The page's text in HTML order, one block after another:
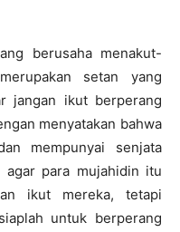
berusaha menakut-
setan yang
jangan ikut berperang
menyatakan bahwa
mempunyai senjata
agar para mujahidin itu
ikut mereka, tetapi
untuk berperang